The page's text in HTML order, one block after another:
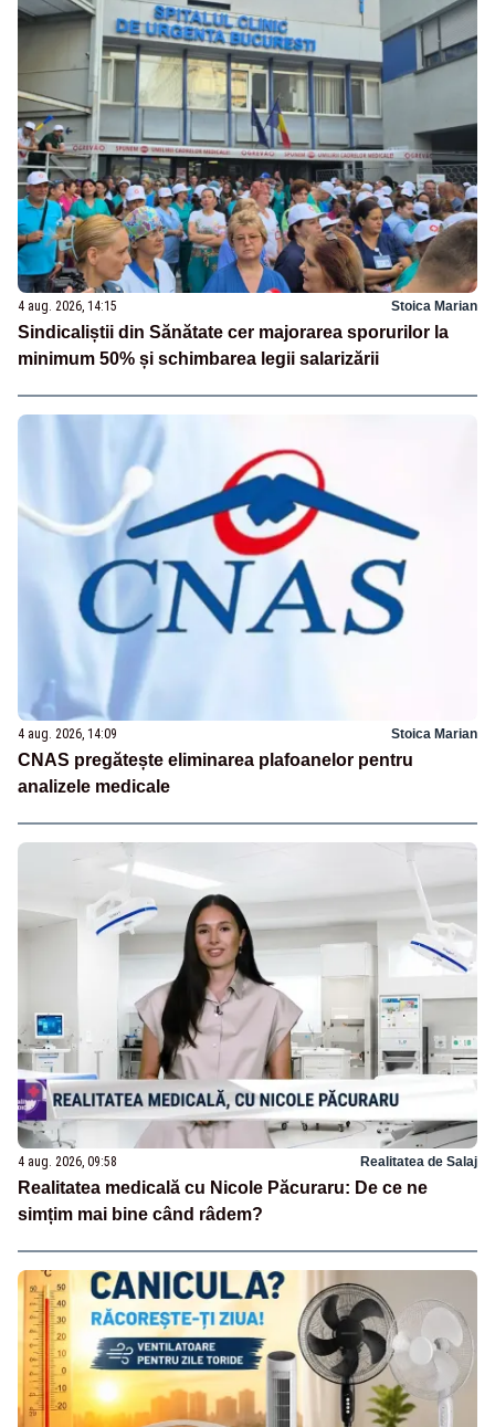
4 aug. 2026, 14:15 Stoica Marian
Sindicaliștii din Sănătate cer majorarea sporurilor la
minimum 50% și schimbarea legii salarizării
4 aug. 2026, 14:09 Stoica Marian
CNAS pregătește eliminarea plafoanelor pentru
analizele medicale
4 aug. 2026, 09:58 Realitatea de Salaj
Realitatea medicală cu Nicole Păcuraru: De ce ne
simțim mai bine când râdem?